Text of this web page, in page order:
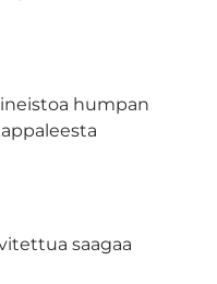
humpan
saagaa